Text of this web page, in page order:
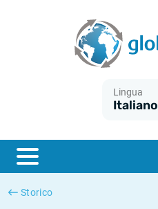
Lingua
Italiano
Storico
ESTER
SONIA
Cos'è l'inflazione CPI?
Cos'è l'inflazione HICP?
Inflazione Italia
Inflazione Stati Uniti
Tassi storici Euribor
Tassi storici di SONIA
Tassi storici di TONAR
Calcolatore dell’inflazione